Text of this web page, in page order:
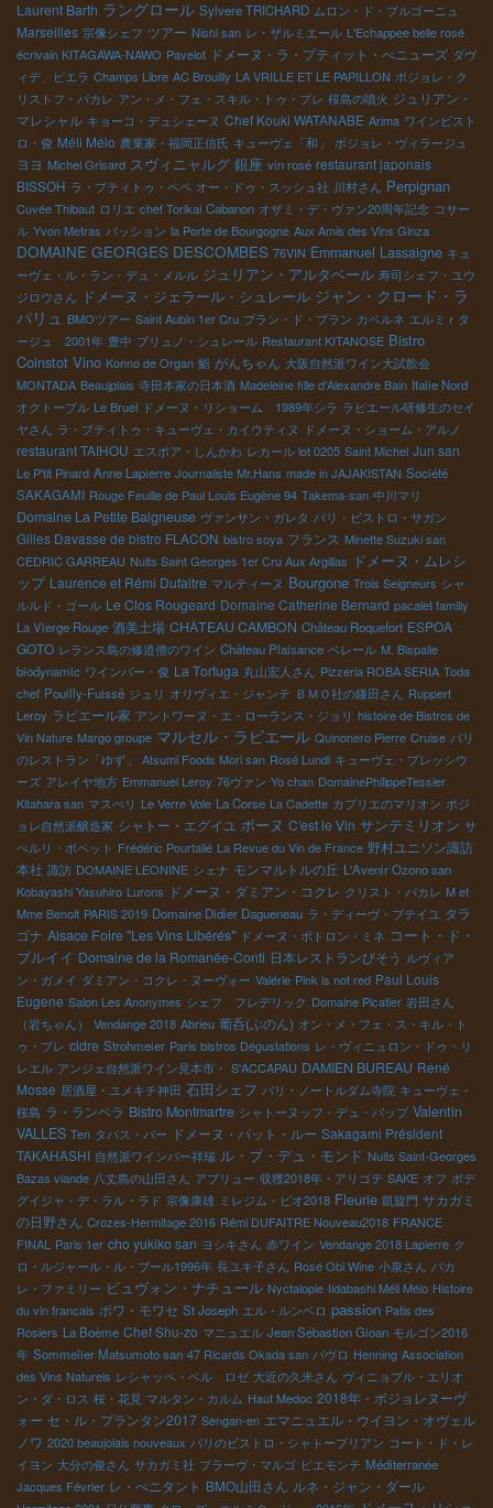
Laurent Barth ラングロール Sylvere TRICHARD ムロン・ド・ブルゴーニュ
Marseilles 宗像シェフ ツアー Nishi san レ・ザルミエール L'Echappee belle rosé
écrivain KITAGAWA-NAWO Pavelot ドメーヌ・ラ・プティット・べニューズ ダヴ
ィデ、ピエラ Champs Libre AC Brouilly LA VRILLE ET LE PAPILLON ボジョレ・ク
リストフ・パカレ アン・メ・フェ・スキル・トゥ・プレ 桜島の噴火 ジュリアン・
マレシャル キョーコ・デュシェーヌ Chef Kouki WATANABE Arima ワインビスト
ロ・俊 Méli Mélo 農業家・福岡正信氏 キューヴェ「和」 ボジョレ・ヴィラージュ
ヨヨ Michel Grisard スヴィニャルグ 銀座 vin rosé restaurant japonais
BISSOH ラ・プティトゥ・ペペ オー・ドゥ・スッシュ社 川村さん Perpignan
Cuvée Thibaut ロリエ chef Torikai Cabanon オザミ・デ・ヴァン20周年記念 コサー
ル Yvon Metras パッション la Porte de Bourgogne Aux Amis des Vins Ginza
DOMAINE GEORGES DESCOMBES 76VIN Emmanuel Lassaigne キュ
ーヴェ・ル・ラン・デュ・メルル ジュリアン・アルタベール 寿司シェフ・ユウ
ジロウさん ドメーヌ・ジェラール・シュレール ジャン・クロード・ラ
パリュ BMOツアー Saint Aubin 1er Cru ブラン・ド・ブラン カベルネ エルミｒタ
ージュ 2001年 豊中 ブリュノ・シュレール Restaurant KITANOSE Bistro
Coinstot Vino Konno de Organ 鮨 がんちゃん 大阪自然派ワイン大試飲会
MONTADA Beaujplais 寺田本家の日本酒 Madeleine fille d'Alexandre Bain Italie Nord
オクトーブル Le Bruel ドメーヌ・リショーム 1989年シラ ラピエール研修生のセイ
ヤさん ラ・プティトゥ・キューヴェ・カイウティヌ ドメーヌ・ショーム・アルノ
restaurant TAIHOU エスポア・しんかわ レカール lot 0205 Saint Michel Jun san
Le P'tit Pinard Anne Lapierre Journaliste Mr.Hans made in JAJAKISTAN Société
SAKAGAMI Rouge Feuille de Paul Louis Eugène 94 Takema-san 中川マリ
Domaine La Petite Baigneuse ヴァンサン・ガレタ パリ・ビストロ・サガン
Gilles Davasse de bistro FLACON bistro soya フランス Minette Suzuki san
CEDRIC GARREAU Nuits Saint Georges 1er Cru Aux Argillas ドメーヌ・ムレシ
ップ Laurence et Rémi Dufaitre マルティーヌ Bourgone Trois Seigneurs シャ
ルルド・ゴール Le Clos Rougeard Domaine Catherine Bernard pacalet familly
La Vierge Rouge 酒美土場 CHÂTEAU CAMBON Château Roquefort ESPOA
GOTO レランス島の修道僧のワイン Château Plaisance ベレール M. Bispalie
biodynamic ワインバー・俊 La Tortuga 丸山宏人さん Pizzeria ROBA SERIA Toda
chef Pouilly-Fuissé ジュリ オリヴィエ・ジャンテ ＢＭＯ社の鎌田さん Ruppert
Leroy ラピエール家 アントワーヌ・エ・ローランス・ジョリ histoire de Bistros de
Vin Nature Margo groupe マルセル・ラピエール Quinonero Pierre Cruise パリ
のレストラン「ゆず」
Atsumi Foods Mori san Rosé Lundi キューヴェ・プレッシウ
ーズ アレイヤ地方 Emmanuel Leroy 76ヴァン Yo chan DomainePhilippeTessier
Kitahara san マスぺリ Le Verre Vole La Corse La Cadette カプリエのマリオン ボジ
ョレ自然派醸造家 シャトー・エグイユ ボーヌ C'est le Vin サンテミリオン サ
ぺルリ・ポペット Frédéric Pourtalié La Revue du Vin de France 野村ユニソン諏訪
本社 諏訪 DOMAINE LEONINE シェナ モンマルトルの丘 L'Avenir Ozono san
Kobayashi Yasuhiro Lurons ドメーヌ・ダミアン・コクレ クリスト・パカレ M et
Mme Benoit PARIS 2019 Domaine Didier Dagueneau ラ・ディーヴ・ブテイユ タラ
ゴナ Alsace Foire "Les Vins Libérés" ドメーヌ・ポトロン・ミネ コート・ド・
ブルイイ Domaine de la Romanée-Conti 日本レストランびそう ルヴィア
ン・ガメイ ダミアン・コクレ・ヌーヴォー Valérie Pink is not red Paul Louis
Eugene Salon Les Anonymes シェフ フレデリック Domaine Picatier 岩田さん
（岩ちゃん）
Vendange 2018 Abrieu 葡呑(ぶのん) オン・メ・フェ・ス・キル・ト
ゥ・プレ cidre Strohmeier Paris bistros Dégustations レ・ヴィニュロン・ドゥ・リ
レエル アンジェ自然派ワイン見本市・ S'ACCAPAU DAMIEN BUREAU René
Mosse 居酒屋・ユメキチ神田 石田シェフ パリ・ノートルダム寺院 キューヴェ・
桜島 ラ・ランベラ Bistro Montmartre シャトーヌッフ・デュ・パップ Valentin
VALLES Ten タパス・バー ドメーヌ・パット・ルー Sakagami Président
TAKAHASHI 自然派ワインバー祥瑞 ル・ブ・デュ・モンド Nuits Saint-Georges
Bazas viande 八丈島の山田さん アブリュー 収穫2018年・アリゴテ SAKE オフ ボデ
グイジャ・デ・ラル・ラド 宗像康雄 ミレジム・ビオ2018 Fleurie 凱旋門 サカガミ
の日野さん Crozes-Hermitage 2016 Rémi DUFAITRE Nouveau2018 FRANCE
FINAL Paris 1er cho yukiko san ヨシキさん 赤ワイン Vendange 2018 Lapierre ク
ロ・ルジャール・ル・ブール1996年 長ユキ子さん Rosé Obi Wine 小泉さん パカ
レ・ファミリー ビュヴォン・ナチュール Nyctalopie Iidabashi Méli Mélo Histoire
du vin francais ボワ・モワセ St Joseph エル・ルンベロ passion Patis des
Rosiers La Boème Chef Shu-zo マニュエル Jean Sébastion Gioan モルゴン2016
年 Sommelier Matsumoto san 47 Ricards Okada san パヴロ Henning Association
des Vins Naturels レシャッペ・ベル ロゼ 大近の久米さん ヴィニョブル・エリオ
ン・ダ・ロス 桜・花見 マルタン・カルム Haut Medoc 2018年・ボジョレヌーヴ
ォー セ・ル・プランタン2017 Sengan-en エマニュエル・ウイヨン・オヴェル
ノワ 2020 beaujolais nouveaux パリのビストロ・シャトーブリアン コート・ド・レ
イヨン 大分の俊さん サカガミ社 ブラーヴ・マルゴ ピエモンテ Méditerranée
Jacques Février レ・ぺニタント BMO山田さん ルネ・ジャン・ダール